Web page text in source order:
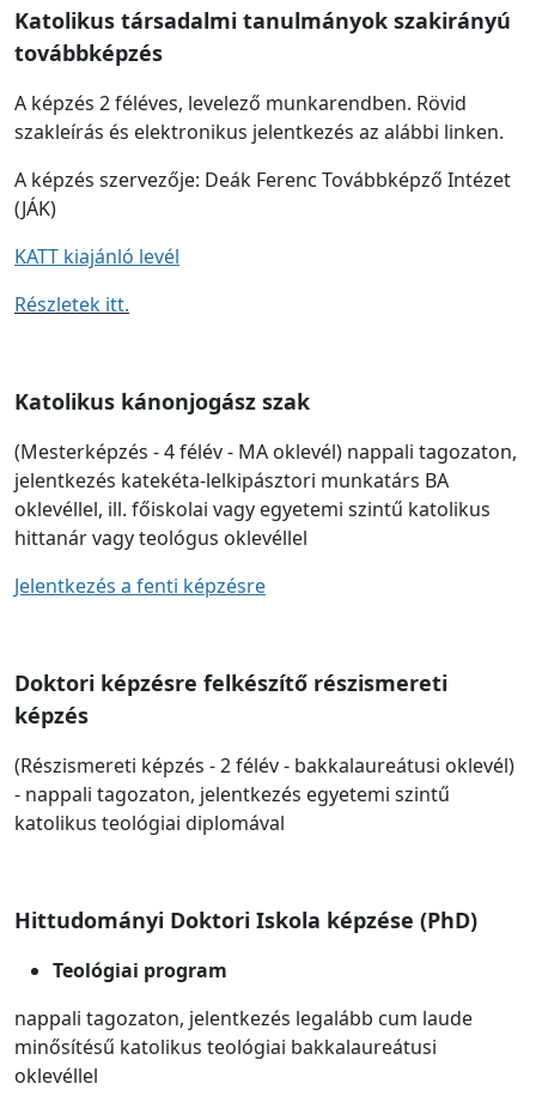
Katolikus társadalmi tanulmányok szakirányú
továbbképzés
A képzés 2 féléves, levelező munkarendben. Rövid
szakleírás és elektronikus jelentkezés az alábbi linken.
A képzés szervezője: Deák Ferenc Továbbképző Intézet
(JÁK)
KATT kiajánló levél
Részletek itt.
Katolikus kánonjogász szak
(Mesterképzés - 4 félév - MA oklevél) nappali tagozaton,
jelentkezés katekéta-lelkipásztori munkatárs BA
oklevéllel, ill. főiskolai vagy egyetemi szintű katolikus
hittanár vagy teológus oklevéllel
Jelentkezés a fenti képzésre
Doktori képzésre felkészítő részismereti
képzés
(Részismereti képzés - 2 félév - bakkalaureátusi oklevél)
- nappali tagozaton, jelentkezés egyetemi szintű
katolikus teológiai diplomával
Hittudományi Doktori Iskola képzése (PhD)
Teológiai program
nappali tagozaton, jelentkezés legalább cum laude
minősítésű katolikus teológiai bakkalaureátusi
oklevéllel